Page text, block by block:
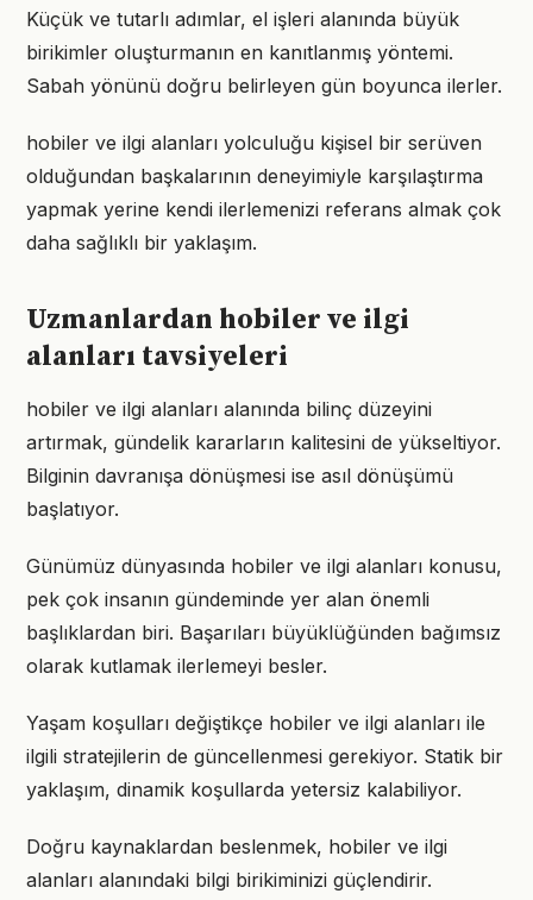
Küçük ve tutarlı adımlar, el işleri alanında büyük
birikimler oluşturmanın en kanıtlanmış yöntemi.
Sabah yönünü doğru belirleyen gün boyunca ilerler.
hobiler ve ilgi alanları yolculuğu kişisel bir serüven
olduğundan başkalarının deneyimiyle karşılaştırma
yapmak yerine kendi ilerlemenizi referans almak çok
daha sağlıklı bir yaklaşım.
Uzmanlardan hobiler ve ilgi
alanları tavsiyeleri
hobiler ve ilgi alanları alanında bilinç düzeyini
artırmak, gündelik kararların kalitesini de yükseltiyor.
Bilginin davranışa dönüşmesi ise asıl dönüşümü
başlatıyor.
Günümüz dünyasında hobiler ve ilgi alanları konusu,
pek çok insanın gündeminde yer alan önemli
başlıklardan biri. Başarıları büyüklüğünden bağımsız
olarak kutlamak ilerlemeyi besler.
Yaşam koşulları değiştikçe hobiler ve ilgi alanları ile
ilgili stratejilerin de güncellenmesi gerekiyor. Statik bir
yaklaşım, dinamik koşullarda yetersiz kalabiliyor.
Doğru kaynaklardan beslenmek, hobiler ve ilgi
alanları alanındaki bilgi birikiminizi güçlendirir.